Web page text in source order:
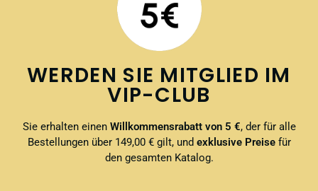
WERDEN SIE MITGLIED IM
VIP-CLUB
Sie erhalten einenWillkommensrabatt von 5 €, der für alle
Bestellungen über 149,00 € gilt, und exklusive Preisefür
den gesamten Katalog.